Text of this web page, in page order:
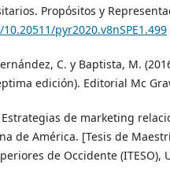
Propósitos y
pyr2020.v8nSPE1.499
C. y Baptista, M.
edición). Editorial Mc
Estrategias de marketing
de América. [Tesis de
de Occidente (ITESO),